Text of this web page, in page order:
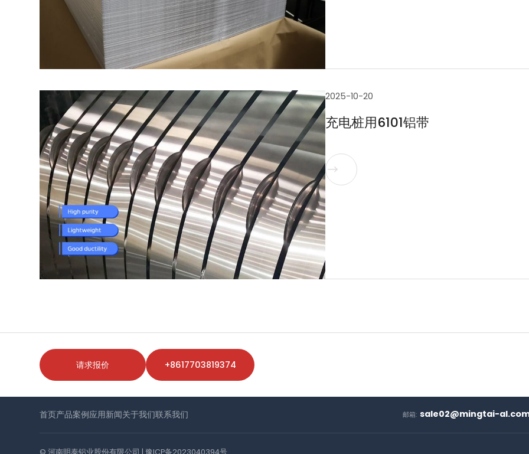
2025-10-20
充电桩用6101铝带

请求报价 +8617703819374
首页产品案例应用新闻关于我们联系我们 邮箱: sale02@mingtai-